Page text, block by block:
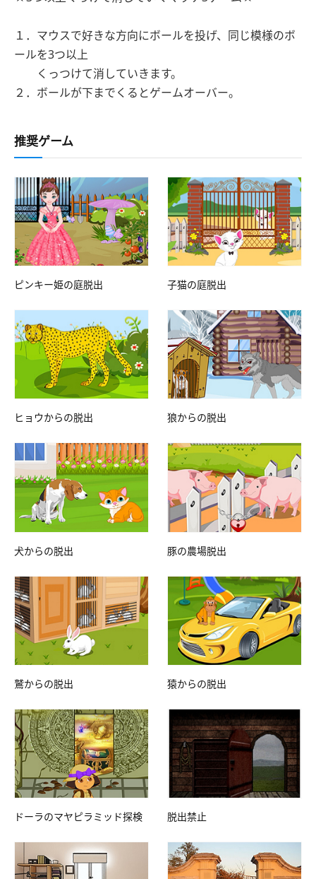
１．マウスで好きな方向にボールを投げ、同じ模様のボ
ールを3つ以上
くっつけて消していきます。
２．ボールが下までくるとゲームオーバー。
推奨ゲーム
ピンキー姫の庭脱出 子猫の庭脱出
ヒョウからの脱出 狼からの脱出
犬からの脱出 豚の農場脱出
鷲からの脱出 猿からの脱出
ドーラのマヤピラミッド探検 脱出禁止